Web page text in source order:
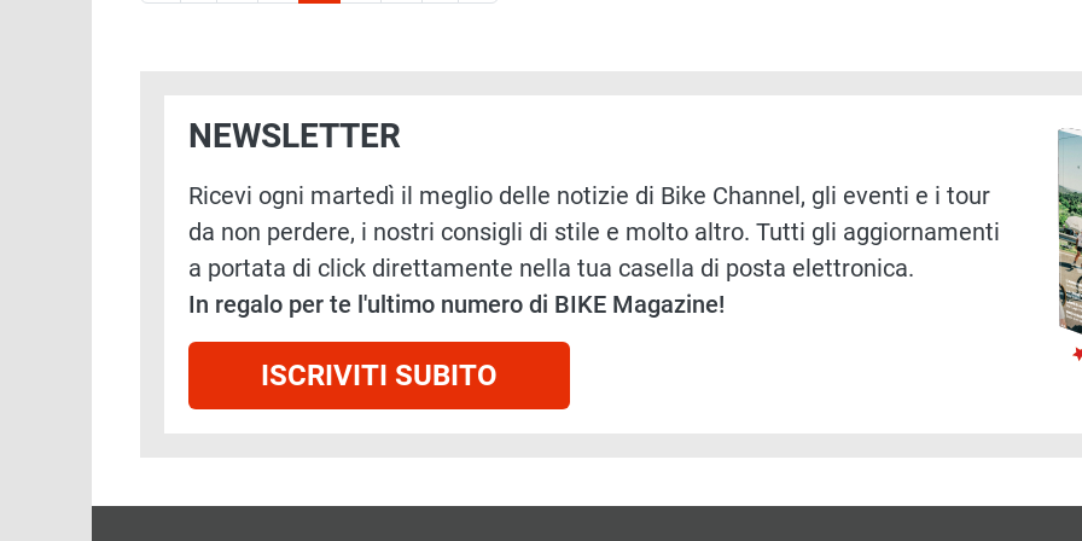
NEWSLETTER
Ricevi ogni martedì il meglio delle notizie di Bike Channel, gli eventi e i tour
da non perdere, i nostri consigli di stile e molto altro. Tutti gli aggiornamenti
a portata di click direttamente nella tua casella di posta elettronica.
In regalo per te l'ultimo numero di BIKE Magazine!
ISCRIVITI SUBITO